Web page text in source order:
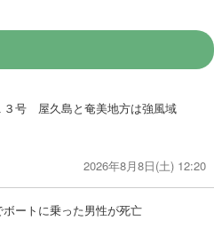
３号 屋久島と奄美地方は強風域
2026年8月8日(土) 12:20
ボートに乗った男性が死亡